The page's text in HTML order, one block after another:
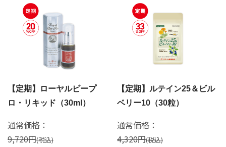
【定期】ローヤルビープ
ロ・リキッド（30ml）
通常価格：
9,720円(税込)
【定期】ルテイン25＆ビル
ベリー10（30粒）
通常価格：
4,320円(税込)